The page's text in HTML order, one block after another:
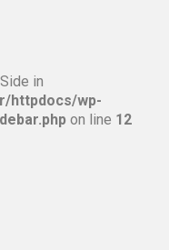
recente ao
in
httpdocs/wp-
on line 12